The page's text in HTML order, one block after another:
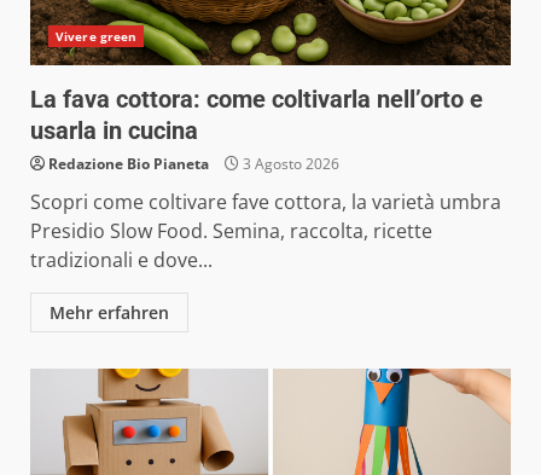
Vivere green
La fava cottora: come coltivarla nell’orto e
usarla in cucina
Redazione Bio Pianeta 3 Agosto 2026
Scopri come coltivare fave cottora, la varietà umbra
Presidio Slow Food. Semina, raccolta, ricette
tradizionali e dove...
Mehr erfahren